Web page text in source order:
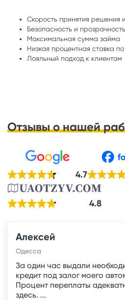
Скорость принятия решения
Безопасность и
Максимальная сумма займа
Низкая процентная ставка
Лояльный подход к клиентам
Отзывы о нашей
4.7
4.8
Алексей
Одесса
За один час выдали
кредит под залог моего
Процент переплаты
здесь. ...